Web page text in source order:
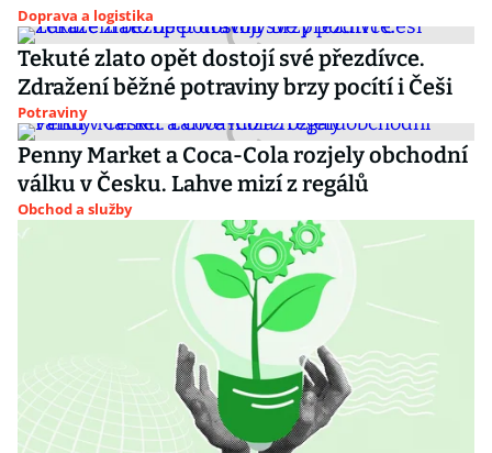
Doprava a logistika
Tekuté zlato opět dostojí své přezdívce.
Zdražení běžné potraviny brzy pocítí i Češi
Potraviny
Penny Market a Coca-Cola rozjely obchodní
válku v Česku. Lahve mizí z regálů
Obchod a služby